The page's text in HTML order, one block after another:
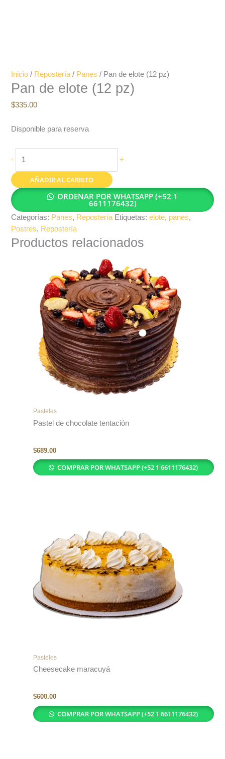
Inicio / Repostería/ Panes / Pan de elote (12 pz)
Pan de elote (12 pz)
$335.00
Disponible para reserva
- +
AÑADIR AL CARRITO
ORDENAR POR WHATSAPP (+52 1
6611176432)
Categorías: Panes, Repostería Etiquetas:elote, panes,
Postres, Repostería
Productos relacionados
Pasteles
Pastel de chocolate tentación
$689.00
COMPRAR POR WHATSAPP (+52 1 6611176432)
Pasteles
Cheesecake maracuyá
$600.00
COMPRAR POR WHATSAPP (+52 1 6611176432)